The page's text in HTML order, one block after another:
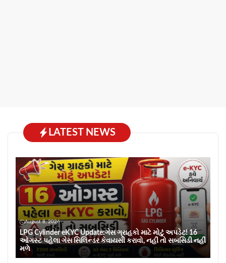
LATEST NEWS
August 8, 2026
LPG Cylinder eKYC Update:ગેસ ગ્રાહકો માટે મોટું અપડેટ! 16
ઓગસ્ટ પહેલા ગેસ સિલિન્ડર કેવાયસી કરાવો, નહીં તો સબસિડી નહીં
મળે